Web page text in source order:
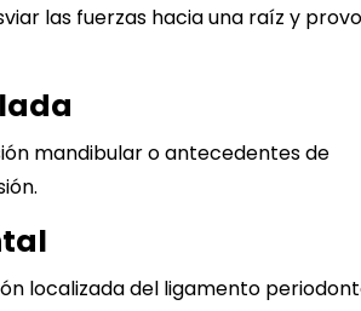
las fuerzas hacia una raíz y
mandibular o antecedentes de
localizada del ligamento